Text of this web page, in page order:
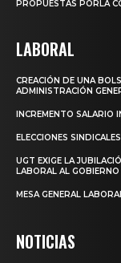
PROPUESTAS PORLA
LABORAL
CREACIÓN DE UNA
ADMINISTRACIÓN
INCREMENTO SALARIO
ELECCIONES
UGT EXIGE LA
LABORAL AL GOBIERNO
MESA GENERAL
NOTICIAS